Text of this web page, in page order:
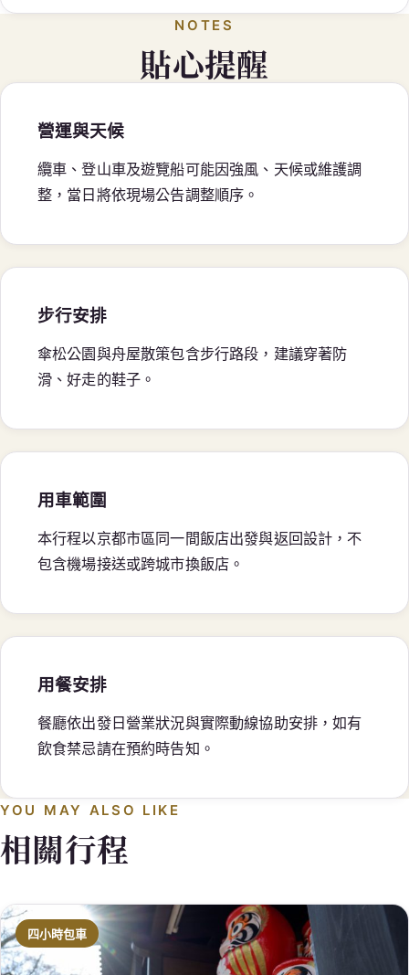
NOTES
貼心提醒
營運與天候
纜車、登山車及遊覽船可能因強風、天候或維護調
整，當日將依現場公告調整順序。
步行安排
傘松公園與舟屋散策包含步行路段，建議穿著防
滑、好走的鞋子。
用車範圍
本行程以京都市區同一間飯店出發與返回設計，不
包含機場接送或跨城市換飯店。
用餐安排
餐廳依出發日營業狀況與實際動線協助安排，如有
飲食禁忌請在預約時告知。
YOU MAY ALSO LIKE
相關行程
四小時包車